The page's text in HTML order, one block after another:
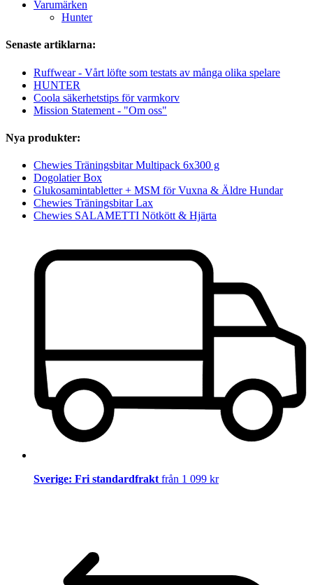
Varumärken
Hunter
Senaste artiklarna:
Ruffwear - Vårt löfte som testats av många olika spelare
HUNTER
Coola säkerhetstips för varmkorv
Mission Statement - "Om oss"
Nya produkter:
Chewies Träningsbitar Multipack 6x300 g
Dogolatier Box
Glukosamintabletter + MSM för Vuxna & Äldre Hundar
Chewies Träningsbitar Lax
Chewies SALAMETTI Nötkött & Hjärta
Sverige: Fri standardfrakt från 1 099 kr